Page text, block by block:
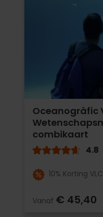
Oceanogràfic
combikaart
4.8
10% Korting
Vanaf € 45,40